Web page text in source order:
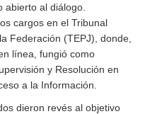
abierto al diálogo.
cargos en el Tribunal
Federación (TEPJ), donde,
línea, fungió como
y Resolución en
a la Información.
dieron revés al objetivo